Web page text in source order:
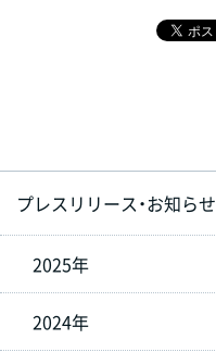
プレスリリース・お知らせ
2025年
2024年